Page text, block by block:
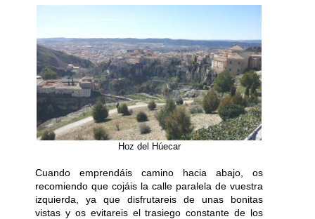
Hoz del Húecar
Cuando emprendáis camino hacia abajo, os
recomiendo que cojáis la calle paralela de vuestra
izquierda, ya que disfrutareis de unas bonitas
vistas y os evitareis el trasiego constante de los